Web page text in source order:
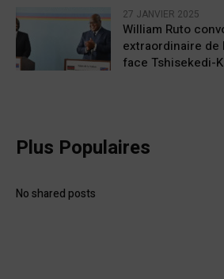
27 JANVIER 2025
William Ruto
extraordinaire de
face Tshisekedi-
Plus Populaires
No shared posts